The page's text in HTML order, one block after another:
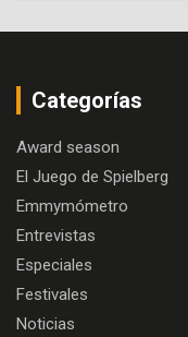
Categorías
Award season
El Juego de Spielberg
Emmymómetro
Entrevistas
Especiales
Festivales
Noticias